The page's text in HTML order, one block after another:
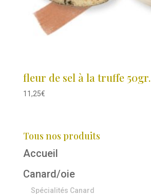
fleur de sel à la truffe 50gr.
11,25€
Tous nos produits
Accueil
Canard/oie
Spécialités Canard